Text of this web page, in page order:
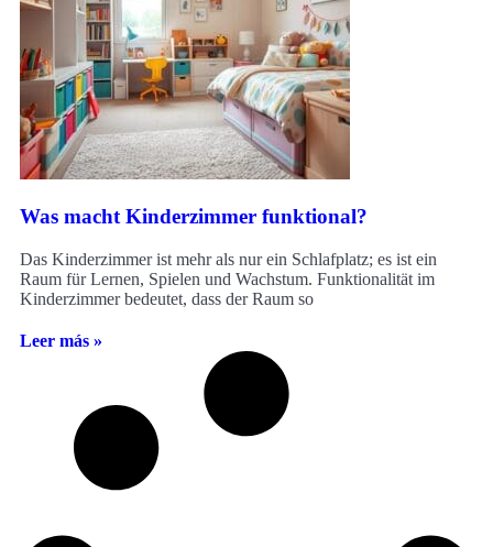
Was macht Kinderzimmer funktional?
Das Kinderzimmer ist mehr als nur ein Schlafplatz; es ist ein
Raum für Lernen, Spielen und Wachstum. Funktionalität im
Kinderzimmer bedeutet, dass der Raum so
Leer más »